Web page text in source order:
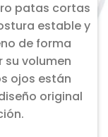
patas cortas
estable y
de forma
su volumen
ojos están
original